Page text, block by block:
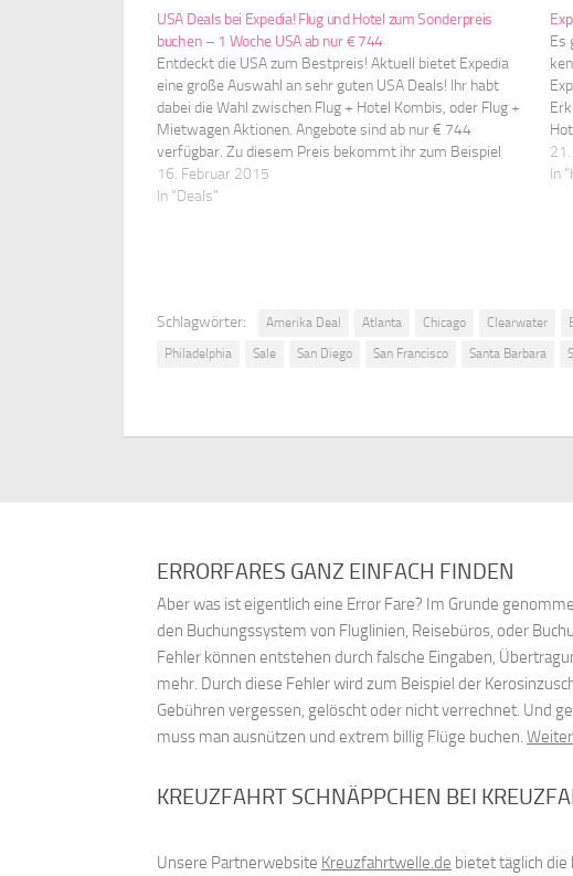
USA Deals bei Expedia! Flug und Hotel zum Sonderpreis
buchen – 1 Woche USA ab nur € 744
Entdeckt die USA zum Bestpreis! Aktuell bietet Expedia
eine große Auswahl an sehr guten USA Deals! Ihr habt
dabei die Wahl zwischen Flug + Hotel Kombis, oder Flug +
Mietwagen Aktionen. Angebote sind ab nur € 744
verfügbar. Zu diesem Preis bekommt ihr zum Beispiel
Flug und 7 Nächte im guten…
16. Februar 2015
In "Deals"
Es
In
Schlagwörter: Amerika Deal Atlanta Chicago Clearwater
Philadelphia
Sale San Diego San Francisco Santa Barbara
ERRORFARES GANZ EINFACH FINDEN
Aber was ist eigentlich eine Error Fare? Im Grunde
den Buchungssystem von Fluglinien, Reisebüros, oder
Fehler können entstehen durch falsche Eingaben,
mehr. Durch diese Fehler wird zum Beispiel der
Gebühren vergessen, gelöscht oder nicht verrechnet. Und
muss man ausnützen und extrem billig Flüge buchen.
KREUZFAHRT SCHNÄPPCHEN BEI
Unsere Partnerwebsite Kreuzfahrtwelle.de bietet täglich die